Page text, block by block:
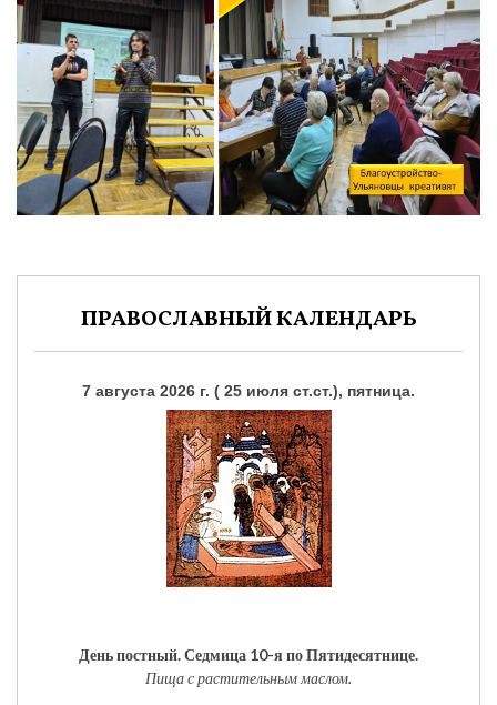
ПРАВОСЛАВНЫЙ КАЛЕНДАРЬ
7 августа 2026 г. ( 25 июля ст.ст.), пятница.
День постный.Седмица 10-я по Пятидесятнице.
Пища с растительным маслом.